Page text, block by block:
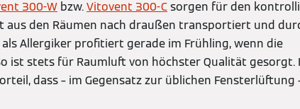
300-W bzw.Vitovent 300-Csorgen für den
aus den Räumen nach draußen transportiert und
Allergiker profitiert gerade im Frühling, wenn die
ist stets für Raumluft von höchster Qualität gesorgt.
dass – im Gegensatz zur üblichen Fensterlüftung